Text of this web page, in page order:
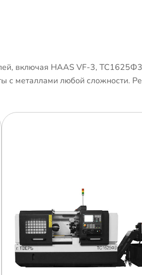
включая HAAS VF-3,
металлами любой сложности.